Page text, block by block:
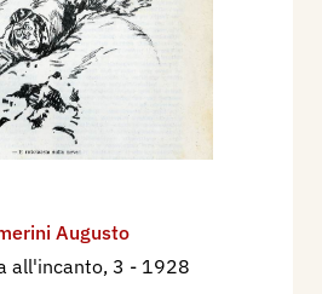
Augusto
all'incanto, 3 - 1928